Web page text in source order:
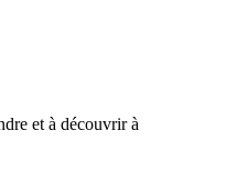
et à découvrir à